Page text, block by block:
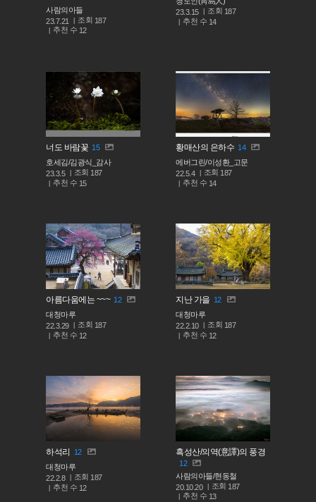
사람의아들
23.7.21
조회 187
추천 수 12
23.3.15
조회 187
추천 수 14
너도 바람꽃 15
호세김/김광식_감사
23.3.5
조회 187
추천 수 15
황매산의 은하수 14
에버그린/이성환_고문
22.5.4
조회 187
추천 수 14
아름다움에는 ~~~ 12
대청마루
22.3.29
조회 187
추천 수 12
지난 가을 12
대청마루
22.2.10
조회 187
추천 수 12
하석리
12
대청마루
22.2.8
조회 187
추천 수 12
흑성산/의역(意譯)의 풍경
12
사람의아들/현동철
20.10.20
조회 187
추천 수 13